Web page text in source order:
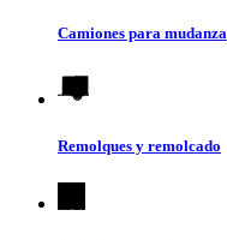
Camiones para mudanza
Remolques y remolcado